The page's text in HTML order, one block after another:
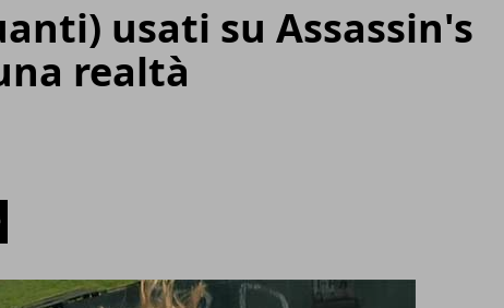
usati su Assassin's
realtà